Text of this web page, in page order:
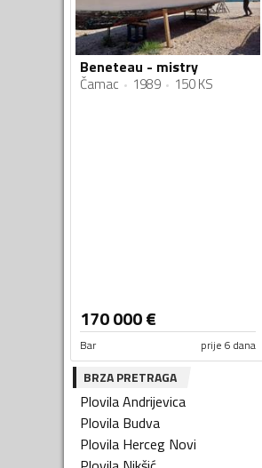
Beneteau - mistry
Čamac 1989 150 KS
170 000€
Bar prije 6 dana
BRZA PRETRAGA
PlovilaAndrijevica
Plovila Budva
Plovila Herceg Novi